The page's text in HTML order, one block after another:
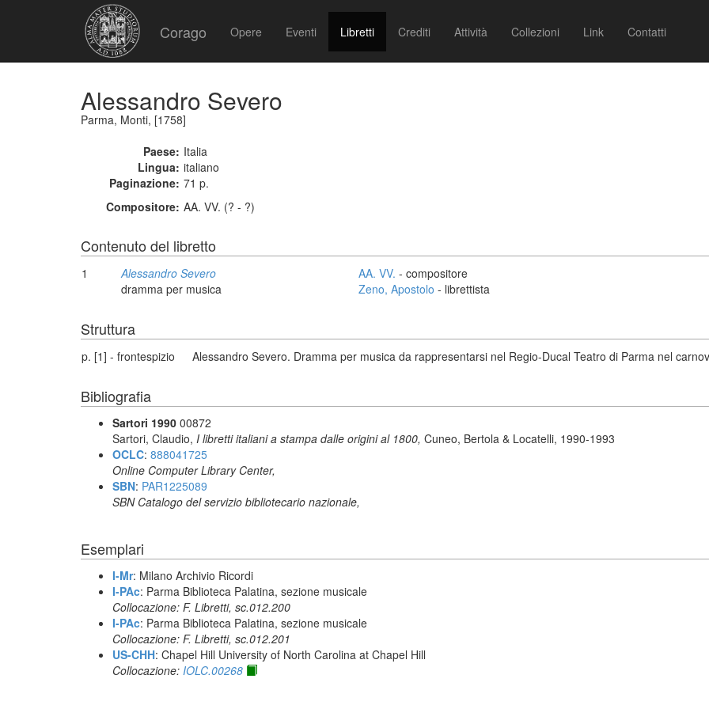
Corago Opere Eventi Libretti Crediti Attività Collezioni Link Contatti
Alessandro Severo
Parma, Monti, [1758]
Paese: Italia
Lingua: italiano
Paginazione: 71 p.
Compositore: AA. VV. (? - ?)
Contenuto del libretto
1
Alessandro Severo
dramma per musica
AA. VV. - compositore
Zeno, Apostolo - librettista
Struttura
p. [1] - frontespizio Alessandro Severo. Dramma per musica da rappresentarsi nel Regio-Ducal Teatro di Parma nel
Bibliografia
Sartori 1990 00872
Sartori, Claudio, I libretti italiani a stampa dalle origini al 1800, Cuneo, Bertola & Locatelli, 1990-1993
OCLC: 888041725
Online Computer Library Center,
SBN: PAR1225089
SBN Catalogo del servizio bibliotecario nazionale,
Esemplari
I-Mr: Milano Archivio Ricordi
I-PAc: Parma Biblioteca Palatina, sezione musicale
Collocazione: F. Libretti, sc.012.200
I-PAc: Parma Biblioteca Palatina, sezione musicale
Collocazione: F. Libretti, sc.012.201
US-CHH: Chapel Hill University of North Carolina at Chapel Hill
Collocazione: IOLC.00268